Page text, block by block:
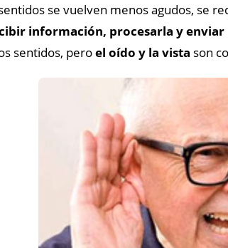
se vuelven menos agudos, se
información, procesarla y enviar
sentidos, peroel oído y la vista son